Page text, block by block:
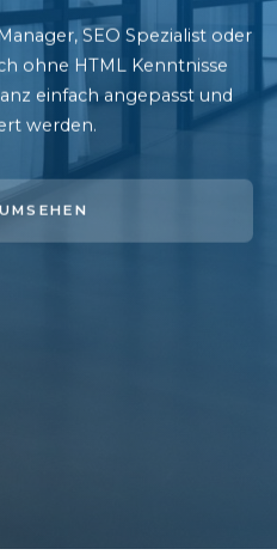
SEO Spezialist oder
ohne HTML Kenntnisse
einfach angepasst und
werden.